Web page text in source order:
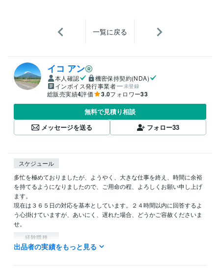
一覧に戻る
イコ アン
本人確認
機密保持契約(NDA)
インボイス発行事業者
未登録
総販売実績4評価 3.0フォロワー33
無料で見積り相談
メッセージを送る
フォロー33
スケジュール
多忙を極めておりましたが、ようやく、大きな仕事を終え、時間に余裕
を持てるようになりましたので、ご用命の程、よろしくお願い申し上げ
ます。
現在は３６５日の対応を基本としています。２４時間以内に回答するよ
う心掛けていますが、あいにく、遅れた場合、どうかご容赦くださいま
せ。
経験職種
クリエイター / ライター・編集 経験年数 : 3年
管理 / 総務 経験年数 : 14年
出品者の実績をもっと見る